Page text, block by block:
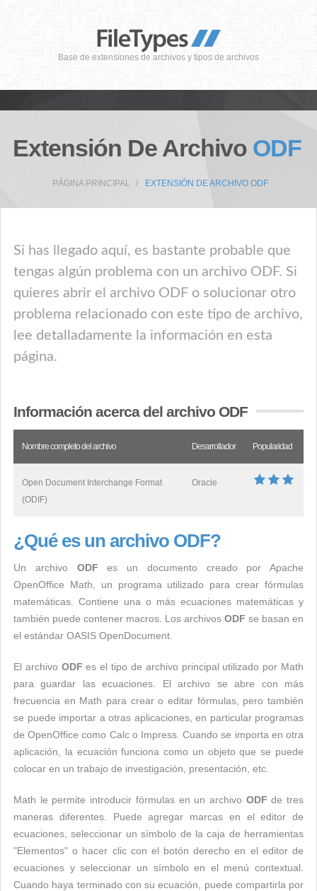
Base de extensiones de archivos y tipos de archivos
Extensión De Archivo ODF
PÁGINA PRINCIPAL EXTENSIÓN DE ARCHIVO ODF
Si has llegado aquí, es bastante probable que
tengas algún problema con un archivo ODF. Si
quieres abrir el archivo ODF o solucionar otro
problema relacionado con este tipo de archivo,
lee detalladamente la información en esta
página.
Información acerca del archivo ODF
Nombre completo del archivo Desarrollador Popularidad
Open Document Interchange Format
(ODIF)
Oracle
¿Qué es un archivo ODF?
Un archivo ODF es un documento creado por Apache
OpenOffice Math, un programa utilizado para crear fórmulas
matemáticas. Contiene una o más ecuaciones matemáticas y
también puede contener macros. Los archivos ODF se basan en
el estándar OASIS OpenDocument.
El archivo ODF es el tipo de archivo principal utilizado por Math
para guardar las ecuaciones. El archivo se abre con más
frecuencia en Math para crear o editar fórmulas, pero también
se puede importar a otras aplicaciones, en particular programas
de OpenOffice como Calc o Impress. Cuando se importa en otra
aplicación, la ecuación funciona como un objeto que se puede
colocar en un trabajo de investigación, presentación, etc.
Math le permite introducir fórmulas en un archivo ODF de tres
maneras diferentes. Puede agregar marcas en el editor de
ecuaciones, seleccionar un símbolo de la caja de herramientas
"Elementos" o hacer clic con el botón derecho en el editor de
ecuaciones y seleccionar un símbolo en el menú contextual.
Cuando haya terminado con su ecuación, puede compartirla por